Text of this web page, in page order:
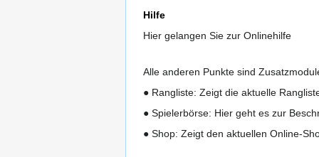
Hilfe
Hier gelangen Sie zur Onlinehilfe
Alle anderen Punkte sind
● Rangliste: Zeigt die aktuelle
● Spielerbörse: Hier geht es zur
● Shop: Zeigt den aktuellen Online-